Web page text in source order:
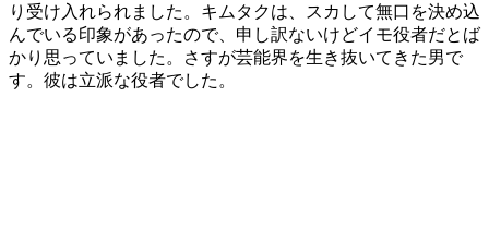
り受け入れられました。キムタクは、スカして無口を決め込
んでいる印象があったので、申し訳ないけどイモ役者だとば
かり思っていました。さすが芸能界を生き抜いてきた男で
す。彼は立派な役者でした。